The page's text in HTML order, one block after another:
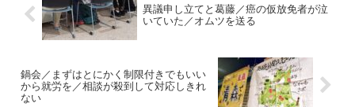
異議申し立てと葛藤／癌の仮放免者が泣
いていた／オムツを送る
鍋会／まずはとにかく制限付きでもいい
から就労を／相談が殺到して対応しきれ
ない